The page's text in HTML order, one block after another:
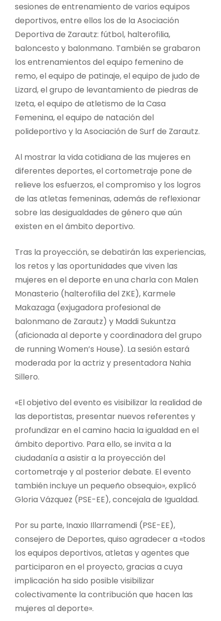
sesiones de entrenamiento de varios equipos
deportivos, entre ellos los de la Asociación
Deportiva de Zarautz: fútbol, ​​halterofilia,
baloncesto y balonmano. También se grabaron
los entrenamientos del equipo femenino de
remo, el equipo de patinaje, el equipo de judo de
Lizard, el grupo de levantamiento de piedras de
Izeta, el equipo de atletismo de la Casa
Femenina, el equipo de natación del
polideportivo y la Asociación de Surf de Zarautz.
Al mostrar la vida cotidiana de las mujeres en
diferentes deportes, el cortometraje pone de
relieve los esfuerzos, el compromiso y los logros
de las atletas femeninas, además de reflexionar
sobre las desigualdades de género que aún
existen en el ámbito deportivo.
Tras la proyección, se debatirán las experiencias,
los retos y las oportunidades que viven las
mujeres en el deporte en una charla con Malen
Monasterio (halterofilia del ZKE), Karmele
Makazaga (exjugadora profesional de
balonmano de Zarautz) y Maddi Sukuntza
(aficionada al deporte y coordinadora del grupo
de running Women’s House). La sesión estará
moderada por la actriz y presentadora Nahia
Sillero.
«El objetivo del evento es visibilizar la realidad de
las deportistas, presentar nuevos referentes y
profundizar en el camino hacia la igualdad en el
ámbito deportivo. Para ello, se invita a la
ciudadanía a asistir a la proyección del
cortometraje y al posterior debate. El evento
también incluye un pequeño obsequio», explicó
Gloria Vázquez (PSE-EE), concejala de Igualdad.
Por su parte, Inaxio Illarramendi (PSE-EE),
consejero de Deportes, quiso agradecer a «todos
los equipos deportivos, atletas y agentes que
participaron en el proyecto, gracias a cuya
implicación ha sido posible visibilizar
colectivamente la contribución que hacen las
mujeres al deporte».